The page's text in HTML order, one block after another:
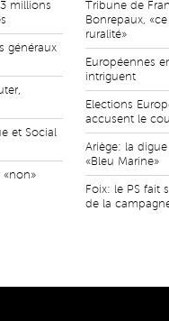
millions
généraux
et Social
«non»
Tribune de
Bonrepaux,
ruralité»
Européennes
intriguent
Elections
accusent le
Ariège: la
«Bleu Marine»
Foix: le PS fait
de la